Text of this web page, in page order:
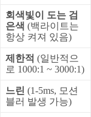
회색빛이 도는 검
은색 (백라이트는
항상 켜져 있음)
제한적 (일반적으
로 1000:1 ~ 3000:1)
느린 (1-5ms, 모션
블러 발생 가능)